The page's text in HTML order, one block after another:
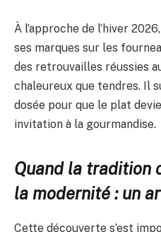
À l’approche de l’hiver
ses marques sur les
des retrouvailles réussies
chaleureux que tendres. Il
dosée pour que le plat
invitation à la gourmandise.
Quand la tradition
la modernité : un
Cette découverte s’est